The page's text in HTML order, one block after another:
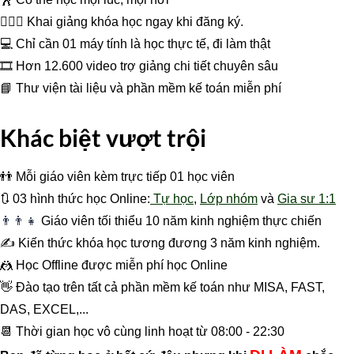
👩‍❤️‍👩 Khai giảng khóa học ngay khi đăng ký.
💻 Chỉ cần 01 máy tính là học thực tế, đi làm thật
🎞 Hơn 12.600 video trợ giảng chi tiết chuyên sâu
📘 Thư viện tài liệu và phần mềm kế toán miễn phí
Khác biệt vượt trội
👬 Mỗi giáo viên kèm trực tiếp 01 học viên
🔃 03 hình thức học Online: Tự học, Lớp nhóm và Gia sư 1:1
👨‍👨‍👧 Giáo viên tối thiểu 10 năm kinh nghiệm thực chiến
✍️ Kiến thức khóa học tương đương 3 năm kinh nghiệm.
🤼 Học Offline được miễn phí học Online
👋 Đào tạo trên tất cả phần mềm kế toán như MISA, FAST,
DAS, EXCEL,...
📆 Thời gian học vô cùng linh hoạt từ 08:00 - 22:30